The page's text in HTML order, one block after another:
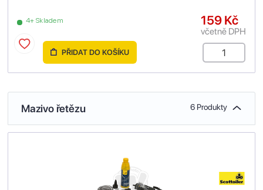
4+ Skladem 159 Kč
včetně DPH
PŘIDAT DO KOŠÍKU
Mazivo řetězu 6 Produkty